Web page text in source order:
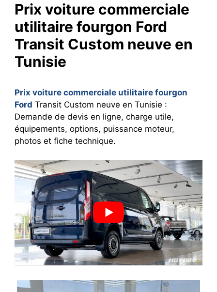
Prix voiture commerciale
utilitaire fourgon Ford
Transit Custom neuve en
Tunisie
Prix voiture commerciale utilitaire fourgon
Ford Transit Custom neuve en Tunisie :
Demande de devis en ligne, charge utile,
équipements, options, puissance moteur,
photos et fiche technique.